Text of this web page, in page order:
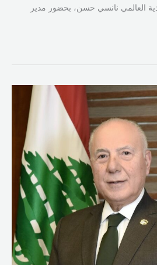
العالمي نانسي حسن، بحضور مدير